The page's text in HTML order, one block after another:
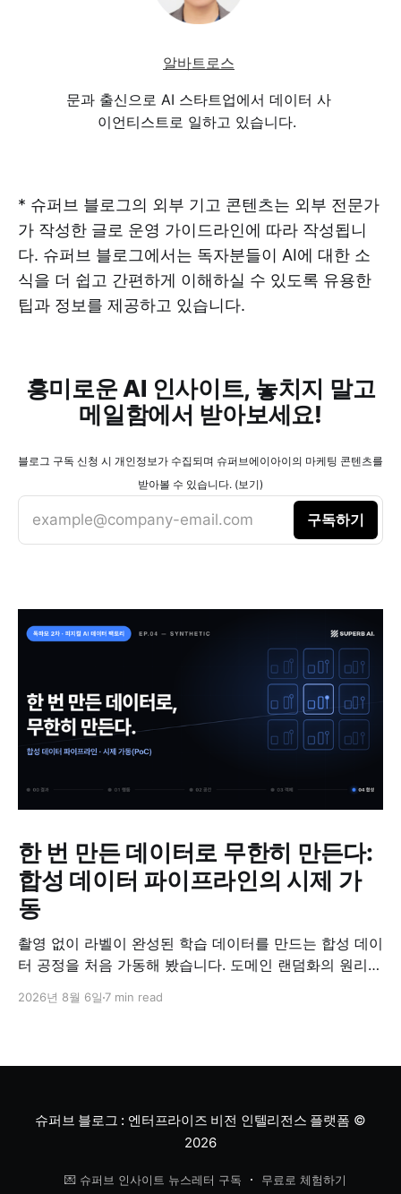
알바트로스
문과 출신으로 AI 스타트업에서 데이터 사
이언티스트로 일하고 있습니다.
* 슈퍼브 블로그의 외부 기고 콘텐츠는 외부 전문가
가 작성한 글로 운영 가이드라인에 따라 작성됩니
다. 슈퍼브 블로그에서는 독자분들이 AI에 대한 소
식을 더 쉽고 간편하게 이해하실 수 있도록 유용한
팁과 정보를 제공하고 있습니다.
흥미로운 AI 인사이트, 놓치지 말고
메일함에서 받아보세요!
블로그 구독 신청 시 개인정보가 수집되며 슈퍼브에이아이의 마케팅 콘텐츠를
받아볼 수 있습니다. (보기)
example@company-email.com 구독하기
한 번 만든 데이터로 무한히 만든다:
합성 데이터 파이프라인의 시제 가
동
촬영 없이 라벨이 완성된 학습 데이터를 만드는 합성 데이
터 공정을 처음 가동해 봤습니다. 도메인 랜덤화의 원리와
리했습니다.
2026년 8월 6일 7 min read
슈퍼브 블로그 : 엔터프라이즈 비전 인텔리전스 플랫폼 ©
2026
💌 슈퍼브 인사이트 뉴스레터 구독 무료로 체험하기